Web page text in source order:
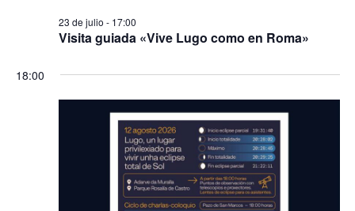
Visita guiada «Vive Lugo como en Roma»
23 de julio - 17:00
18:00